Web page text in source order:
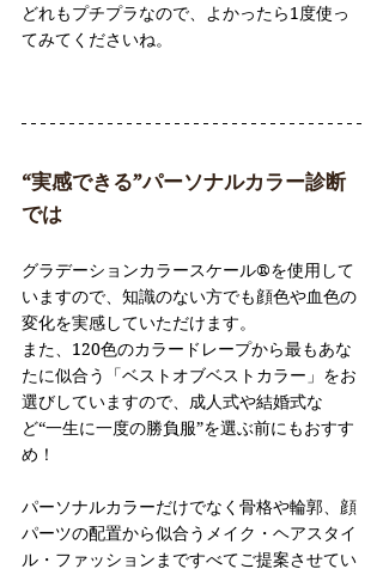
どれもプチプラなので、よかったら1度使っ
てみてくださいね。
“実感できる”パーソナルカラー診断
では
グラデーションカラースケール®︎を使用して
いますので、知識のない方でも顔色や血色の
変化を実感していただけます。
また、120色のカラードレープから最もあな
たに似合う「ベストオブベストカラー」をお
選びしていますので、成人式や結婚式な
ど“一生に一度の勝負服”を選ぶ前にもおすす
め！
パーソナルカラーだけでなく骨格や輪郭、顔
パーツの配置から似合うメイク・ヘアスタイ
ル・ファッションまですべてご提案させてい